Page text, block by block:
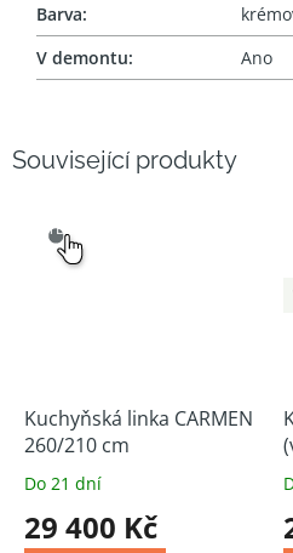
Související produkty
VÝBĚR
Kuchyňská linka CARMEN
260/210 cm
Do 21 dní
29 400 Kč
Barva:
V demontu: Ano